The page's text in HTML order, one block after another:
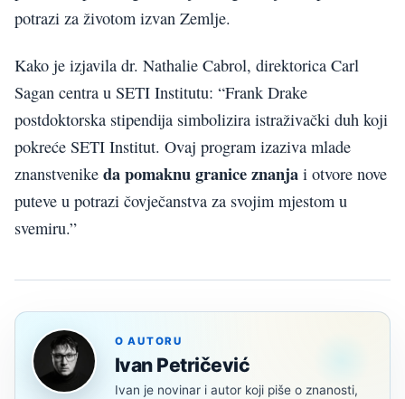
potrazi za životom izvan Zemlje.
Kako je izjavila dr. Nathalie Cabrol, direktorica Carl
Sagan centra u SETI Institutu: “Frank Drake
postdoktorska stipendija simbolizira istraživački duh koji
pokreće SETI Institut. Ovaj program izaziva mlade
znanstvenike da pomaknu granice znanja i otvore nove
puteve u potrazi čovječanstva za svojim mjestom u
svemiru.”
O AUTORU
Ivan Petričević
Ivan je novinar i autor koji piše o znanosti,